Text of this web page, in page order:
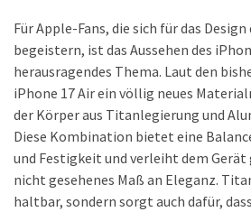
DSL
(23)
Tablets
Multimedia
Smartwatches
(13)
Für Apple-Fans, die sich für das Design
begeistern, ist das Aussehen des
herausragendes Thema. Laut den
iPhone 17 Air ein völlig neues
der Körper aus Titanlegierung und
Diese Kombination bietet eine
und Festigkeit und verleiht dem
nicht gesehenes Maß an Eleganz.
haltbar, sondern sorgt auch dafür,